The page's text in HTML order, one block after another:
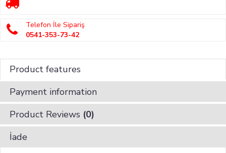
Telefon İle Sipariş
0541-353-73-42
Product features
Payment information
Product Reviews (0)
İade